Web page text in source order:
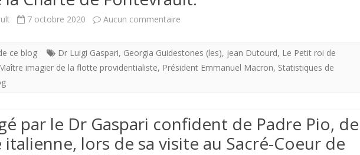
LA
DU
GASAPARI
A
7 octobre 2020 Aucun commentaire
octobre
bonnes
statistiques
ce blog Dr Luigi Gaspari, Georgia Guidestones (les), jean Dutourd, Le Petit roi de
imagier de la flotte providentialiste, Président Emmanuel Macron, Statistiques de
par le Dr Gaspari confident de Padre Pio, de
lors de sa visite au Sacré-Coeur de